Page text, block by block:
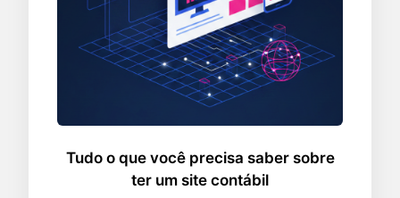
Tudo o que você precisa saber sobre
ter um site contábil